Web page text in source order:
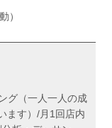
）
グ（一人一人の成
ます）/月1回店内